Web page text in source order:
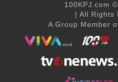
100KPJ.com
| All Rights
A Group Member